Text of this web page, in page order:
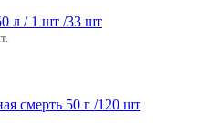
л / 1 шт /33 шт
смерть 50 г /120 шт